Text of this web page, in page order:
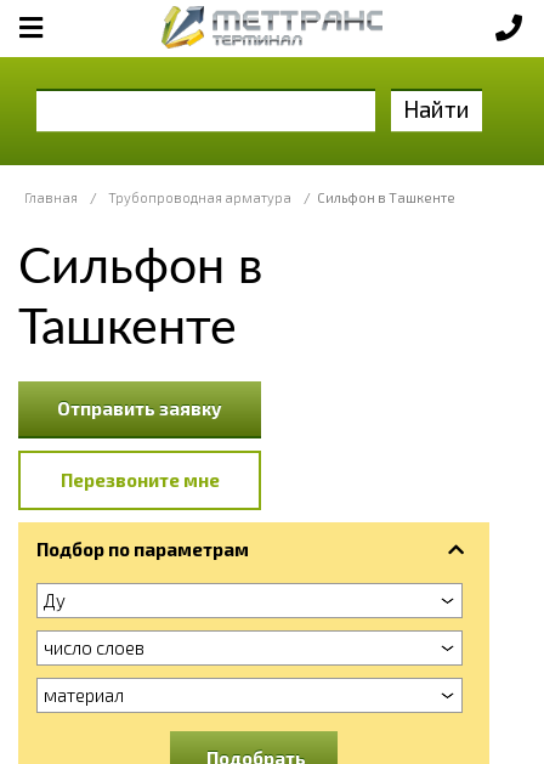
Найти
Главная / Трубопроводная арматура / Сильфон в Ташкенте
Сильфон в
Ташкенте
Отправить заявку
Перезвоните мне
Подбор по параметрам
Ду
число слоев
материал
Подобрать